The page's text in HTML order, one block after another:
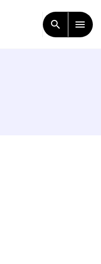
CONTENU
search menu